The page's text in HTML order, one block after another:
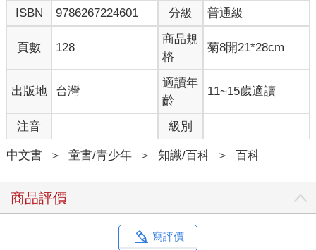
ISBN
9786267224601 分級 普通級
頁數 128
商品規
格
菊8開21*28cm
出版地 台灣
適讀年
齡
11~15歲適讀
注音 級別
中文書 ＞ 童書/青少年 ＞ 知識/百科 ＞ 百科
商品評價
寫評價